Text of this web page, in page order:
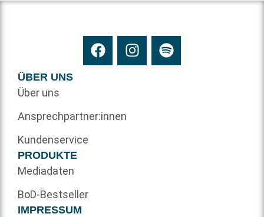
ÜBER UNS
Über uns
Ansprechpartner:innen
Kundenservice
PRODUKTE
Mediadaten
BoD-Bestseller
IMPRESSUM